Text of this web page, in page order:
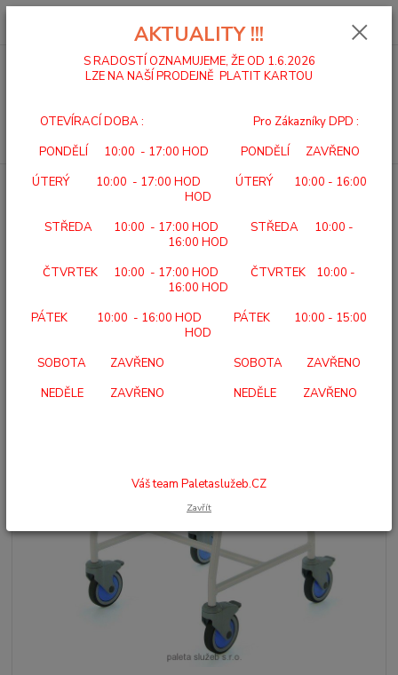
0,00 Kč
Úvod KOUPELNOVÝ PROGRAM ŽIDLE DO SPRCHY POJÍZDNÁ 4550
ŽIDLE DO SPRCHY POJÍZDNÁ
AKTUALITY !!!
S RADOSTÍ OZNAMUJEME, ŽE OD 1.6.2026
LZE NA NAŠÍ PRODEJNĚ PLATIT KARTOU
OTEVÍRACÍ DOBA : Pro Zákazníky DPD :
PONDĚLÍ 10:00 - 17:00 HOD PONDĚLÍ ZAVŘENO
ÚTERÝ 10:00 - 17:00 HOD ÚTERÝ 10:00 - 16:00
HOD
STŘEDA 10:00 - 17:00 HOD STŘEDA 10:00 -
16:00 HOD
ČTVRTEK 10:00 - 17:00 HOD ČTVRTEK 10:00 -
16:00 HOD
PÁTEK 10:00 - 16:00 HOD PÁTEK 10:00 - 15:00
HOD
SOBOTA ZAVŘENO SOBOTA ZAVŘENO
NEDĚLE ZAVŘENO NEDĚLE ZAVŘENO
Váš team Paletaslužeb.CZ
Zavřít